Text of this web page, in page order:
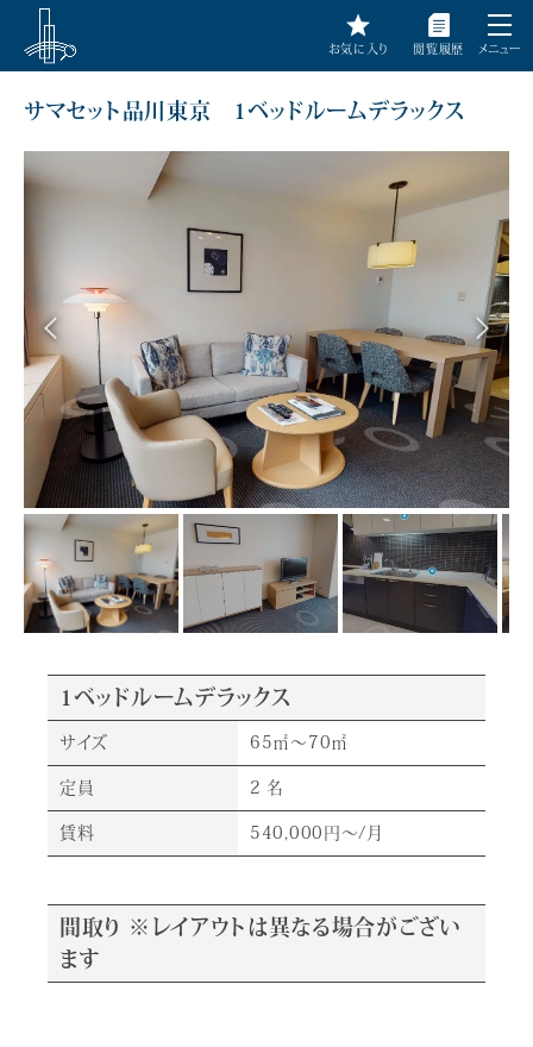
お気に入り 閲覧履歴 メニュー
サマセット品川東京 1ベッドルームデラックス
1ベッドルームデラックス
サイズ 65㎡～70㎡
定員 2 名
賃料 540,000円～/月
間取り ※レイアウトは異なる場合がござい
ます